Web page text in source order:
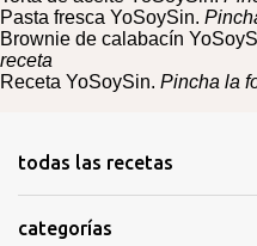
Pasta fresca YoSoySin.
Brownie de calabacín
receta
Receta YoSoySin. Pincha la
todas las recetas
categorías